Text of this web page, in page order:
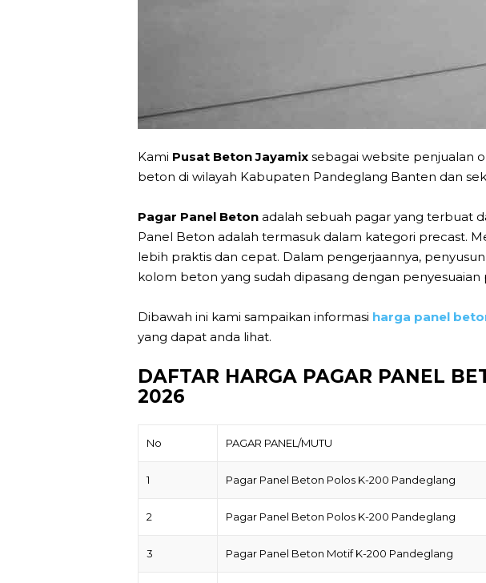
Kami Pusat Beton Jayamix sebagai website penjualan
beton di wilayah Kabupaten Pandeglang Banten dan
Pagar Panel Beton adalah sebuah pagar yang terbuat
Panel Beton adalah termasuk dalam kategori precast.
lebih praktis dan cepat. Dalam pengerjaannya,
kolom beton yang sudah dipasang dengan
Dibawah ini kami sampaikan informasi harga panel
yang dapat anda lihat.
DAFTAR HARGA PAGAR PANEL
2026
No PAGAR PANEL/MUTU
1 Pagar Panel Beton Polos K-200 Pandeglang
2 Pagar Panel Beton Polos K-200 Pandeglang
3 Pagar Panel Beton Motif K-200 Pandeglang